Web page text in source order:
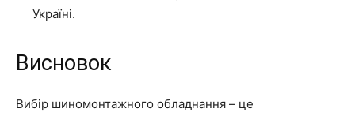
Україні.
Висновок
Вибір шиномонтажного обладнання – це